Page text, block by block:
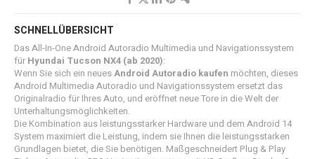
SCHNELLÜBERSICHT
Das All-In-One Android Autoradio Multimedia und Navigationssystem
für Hyundai Tucson NX4 (ab 2020):
Wenn Sie sich ein neuesAndroid Autoradio kaufen möchten, dieses
Android Multimedia Autoradio und Navigationssystem ersetzt das
Originalradio für Ihres Auto, und eröffnet neue Tore in die Welt der
Unterhaltungsmöglichkeiten.
Die Kombination aus leistungsstarker Hardware und dem Android 14
System maximiert die Leistung, indem sie Ihnen die leistungsstarken
Grundlagen bietet, die Sie benötigen. Maßgeschneidert Plug & Play